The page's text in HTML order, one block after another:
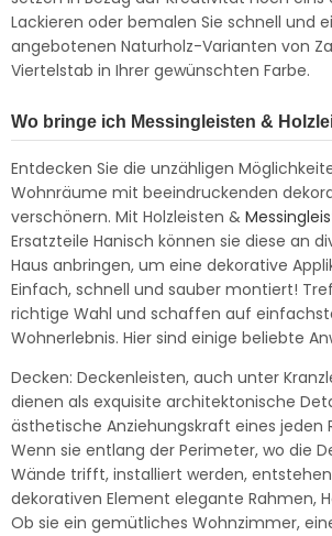
Lackieren oder bemalen Sie schnell und
angebotenen Naturholz-Varianten von
Viertelstab in Ihrer gewünschten Farbe.
Wo bringe ich Messingleisten &
Entdecken Sie die unzähligen
Wohnräume mit beeindruckenden
verschönern. Mit Holzleisten &
Ersatzteile Hanisch können sie diese an
Haus anbringen, um eine dekorative
Einfach, schnell und sauber montiert!
richtige Wahl und schaffen auf
Wohnerlebnis. Hier sind einige beliebte
Decken: Deckenleisten, auch unter
dienen als exquisite architektonische
ästhetische Anziehungskraft eines jeden
Wenn sie entlang der Perimeter, wo die
Wände trifft, installiert werden,
dekorativen Element elegante Rahmen,
Ob sie ein gemütliches Wohnzimmer,